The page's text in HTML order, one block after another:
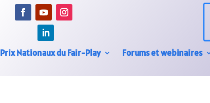
Prix Nationaux du Fair-Play Forums et webinaires